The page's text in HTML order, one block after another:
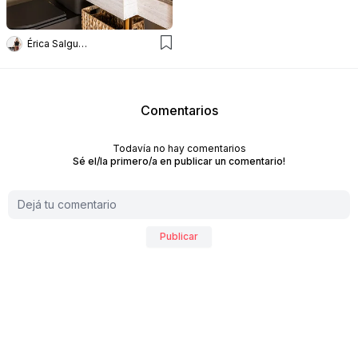
Érica Salguero
Comentarios
Todavía no hay comentarios
Sé el/la primero/a en publicar un comentario!
Publicar